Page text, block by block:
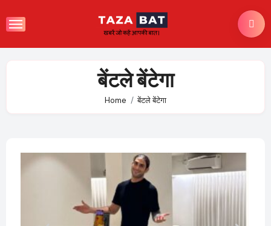
to
बेंटले बेंटेगा
Home बेंटले बेंटेगा